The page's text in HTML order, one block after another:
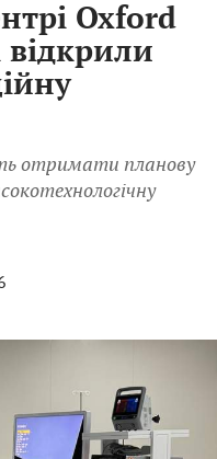
Oxford
отримати планову